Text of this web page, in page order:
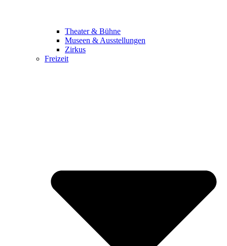
Theater & Bühne
Museen & Ausstellungen
Zirkus
Freizeit